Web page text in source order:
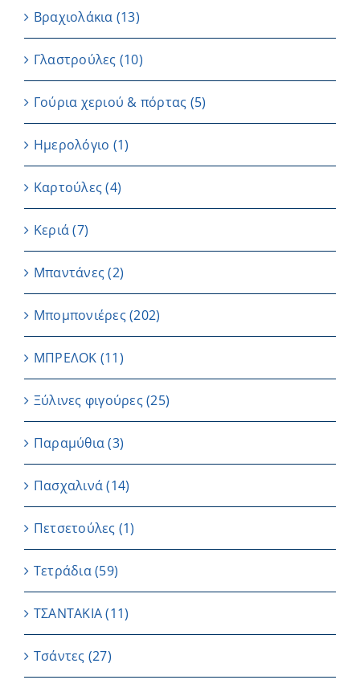
Βραχιολάκια (13)
Γλαστρούλες (10)
Γούρια χεριού & πόρτας (5)
Ημερολόγιο (1)
Καρτούλες (4)
Κεριά (7)
Μπαντάνες (2)
Μπομπονιέρες(202)
ΜΠΡΕΛΟΚ (11)
Ξύλινες φιγούρες(25)
Παραμύθια (3)
Πασχαλινά (14)
Πετσετούλες (1)
Τετράδια(59)
ΤΣΑΝΤΑΚΙΑ (11)
Τσάντες (27)